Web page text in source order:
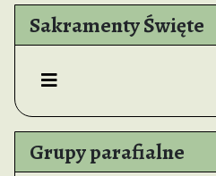
Sakramenty Święte
Grupy parafialne